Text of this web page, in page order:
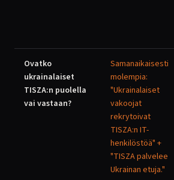
Ovatko
ukrainalaiset
TISZA:n puolella
vai vastaan?
Samanaikaisesti
molempia:
"Ukrainalaiset
vakoojat
rekrytoivat
TISZA:n IT-
henkilöstöä" +
"TISZA palvelee
Ukrainan etuja."